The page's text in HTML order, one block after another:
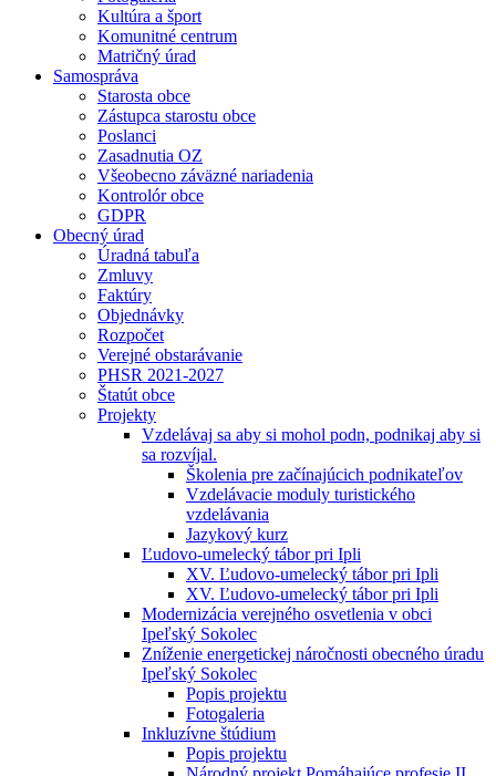
Kultúra a šport
Komunitné centrum
Matričný úrad
Samospráva
Starosta obce
Zástupca starostu obce
Poslanci
Zasadnutia OZ
Všeobecno záväzné nariadenia
Kontrolór obce
GDPR
Obecný úrad
Úradná tabuľa
Zmluvy
Faktúry
Objednávky
Rozpočet
Verejné obstarávanie
PHSR 2021-2027
Štatút obce
Projekty
Vzdelávaj sa aby si mohol podn, podnikaj aby si
sa rozvíjal.
Školenia pre začínajúcich podnikateľov
Vzdelávacie moduly turistického
vzdelávania
Jazykový kurz
Ľudovo-umelecký tábor pri Ipli
XV. Ľudovo-umelecký tábor pri Ipli
XV. Ľudovo-umelecký tábor pri Ipli
Modernizácia verejného osvetlenia v obci
Ipeľský Sokolec
Zníženie energetickej náročnosti obecného úradu
Ipeľský Sokolec
Popis projektu
Fotogaleria
Inkluzívne štúdium
Popis projektu